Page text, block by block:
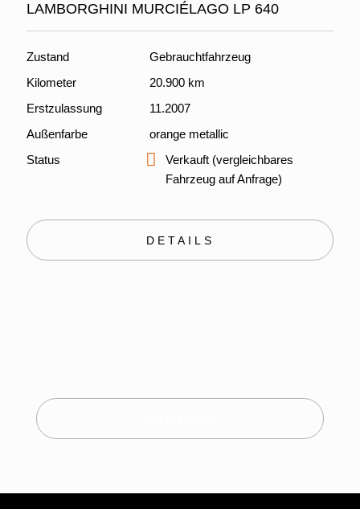
LAMBORGHINI MURCIÉLAGO LP 640
Zustand
Gebrauchtfahrzeug
Kilometer
20.900 km
Erstzulassung
11.2007
Außenfarbe
orange metallic
Status
Verkauft (vergleichbares
Fahrzeug auf Anfrage)
DETAILS